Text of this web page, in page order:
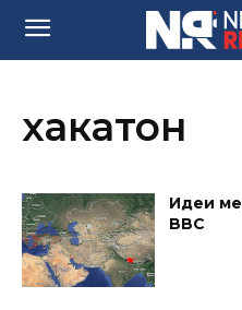
хакатон
Идеи
BBC